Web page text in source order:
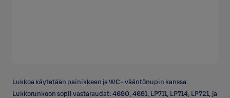
Lukkoa käytetään painikkeen ja WC- vääntönupin kanssa.
Lukkorunkoon sopii vastaraudat: 4690, 4691, LP711, LP714, LP721, ja